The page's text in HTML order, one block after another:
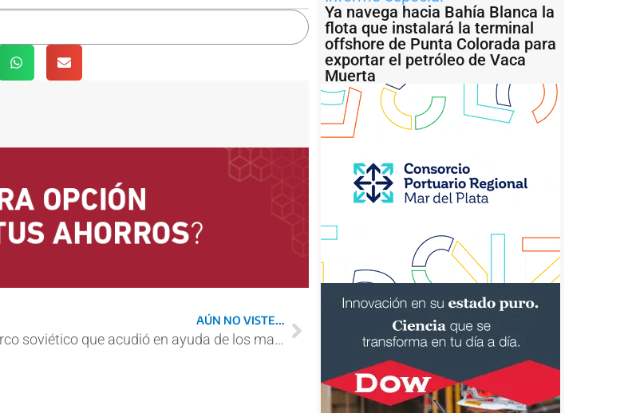
AÚN NO VISTE...
El barco soviético que acudió en ayuda de los marineros del ARA General Belgrano
Ya navega hacia Bahía Blanca la
flota que instalará la terminal
offshore de Punta Colorada para
exportar el petróleo de Vaca
Muerta